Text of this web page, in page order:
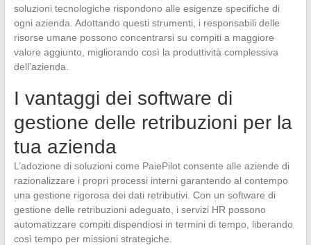
soluzioni tecnologiche rispondono alle esigenze specifiche di
ogni azienda. Adottando questi strumenti, i responsabili delle
risorse umane possono concentrarsi su compiti a maggiore
valore aggiunto, migliorando così la produttività complessiva
dell’azienda.
I vantaggi dei software di
gestione delle retribuzioni per la
tua azienda
L’adozione di soluzioni come PaiePilot consente alle aziende di
razionalizzare i propri processi interni garantendo al contempo
una gestione rigorosa dei dati retributivi. Con un software di
gestione delle retribuzioni adeguato, i servizi HR possono
automatizzare compiti dispendiosi in termini di tempo, liberando
così tempo per missioni strategiche.